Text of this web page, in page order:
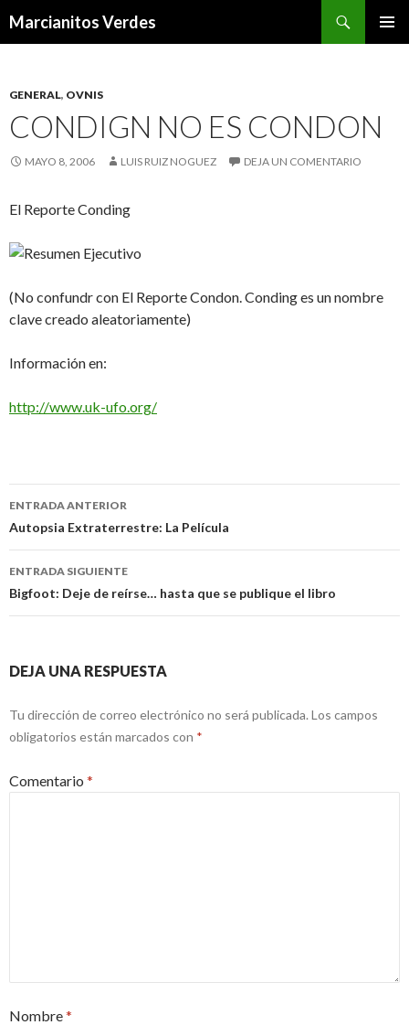
Marcianitos Verdes
GENERAL, OVNIS
CONDIGN NO ES CONDON
MAYO 8, 2006 LUIS RUIZ NOGUEZ DEJA UN COMENTARIO
El Reporte Conding
Resumen Ejecutivo
(No confundr con El Reporte Condon. Conding es un nombre
clave creado aleatoriamente)
Información en:
http://www.uk-ufo.org/
Navegación
de
entradas
ENTRADA ANTERIOR
Autopsia Extraterrestre: La Película
ENTRADA SIGUIENTE
Bigfoot: Deje de reírse… hasta que se publique el libro
DEJA UNA RESPUESTA
Tu dirección de correo electrónico no será publicada. Los campos
obligatorios están marcados con *
Comentario *
Nombre*